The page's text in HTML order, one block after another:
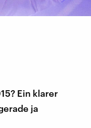
Ein klarer
ja